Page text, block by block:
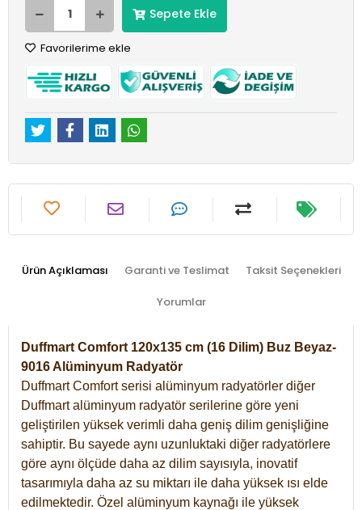
Sepete Ekle
Favorilerime ekle
Ürün Açıklaması Garanti ve Teslimat Taksit Seçenekleri
Yorumlar
Duffmart Comfort 120x135 cm (16 Dilim) Buz Beyaz-
9016 Alüminyum Radyatör
Duffmart Comfort serisi alüminyum radyatörler diğer
Duffmart alüminyum radyatör serilerine göre yeni
geliştirilen yüksek verimli daha geniş dilim genişliğine
sahiptir. Bu sayede aynı uzunluktaki diğer radyatörlere
göre aynı ölçüde daha az dilim sayısıyla, inovatif
tasarımıyla daha az su miktarı ile daha yüksek ısı elde
edilmektedir. Özel alüminyum kaynağı ile yüksek